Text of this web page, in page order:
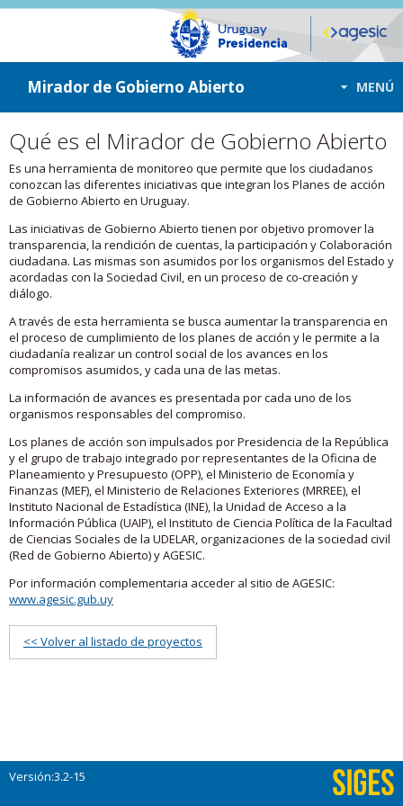
ir a contenido
ir al menú
Mirador de Gobierno Abierto MENÚ
Qué es el Mirador de Gobierno Abierto
Es una herramienta de monitoreo que permite que los ciudadanos
conozcan las diferentes iniciativas que integran los Planes de acción
de Gobierno Abierto en Uruguay.
Las iniciativas de Gobierno Abierto tienen por objetivo promover la
transparencia, la rendición de cuentas, la participación y Colaboración
ciudadana. Las mismas son asumidos por los organismos del Estado y
acordadas con la Sociedad Civil, en un proceso de co-creación y
diálogo.
A través de esta herramienta se busca aumentar la transparencia en
el proceso de cumplimiento de los planes de acción y le permite a la
ciudadanía realizar un control social de los avances en los
compromisos asumidos, y cada una de las metas.
La información de avances es presentada por cada uno de los
organismos responsables del compromiso.
Los planes de acción son impulsados por Presidencia de la República
y el grupo de trabajo integrado por representantes de la Oficina de
Planeamiento y Presupuesto (OPP), el Ministerio de Economía y
Finanzas (MEF), el Ministerio de Relaciones Exteriores (MRREE), el
Instituto Nacional de Estadística (INE), la Unidad de Acceso a la
Información Pública (UAIP), el Instituto de Ciencia Política de la Facultad
de Ciencias Sociales de la UDELAR, organizaciones de la sociedad civil
(Red de Gobierno Abierto) y AGESIC.
Por información complementaria acceder al sitio de AGESIC:
www.agesic.gub.uy
<< Volver al listado de proyectos
Versión:3.2-15